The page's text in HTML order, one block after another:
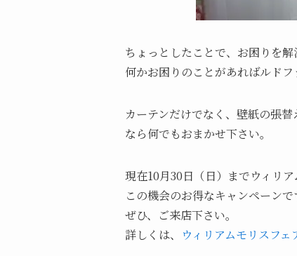
ちょっとしたことで、お困りを解
何かお困りのことがあればルドフ
カーテンだけでなく、壁紙の張
なら何でもおまかせ下さい。
現在10月30日（日）までウィリ
この機会のお得なキャンペーンで
ぜひ、ご来店下さい。
詳しくは、
ウィリアムモリスフェ